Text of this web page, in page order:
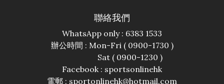
聯絡我們
WhatsApp only : 6383 1533
辦公時間 : Mon-Fri ( 0900-1730 )
Sat ( 0900-1230 )
Facebook : sportsonlinehk
電郵 : sportonlinehk@hotmail.com